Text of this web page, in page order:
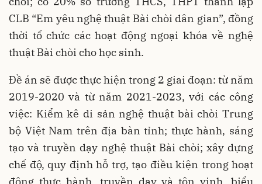
CLB “Em yêu nghệ thuật Bài chòi dân gian”, đồng
thời tổ chức các hoạt động ngoại khóa về nghệ
thuật Bài chòi cho học sinh.
Đề án sẽ được thực hiện trong 2 giai đoạn: từ năm
2019-2020 và từ năm 2021-2023, với các công
việc: Kiểm kê di sản nghệ thuật bài chòi Trung
bộ Việt Nam trên địa bàn tỉnh; thực hành, sáng
tạo và truyền dạy nghệ thuật Bài chòi; xây dựng
chế độ, quy định hỗ trợ, tạo điều kiện trong hoạt